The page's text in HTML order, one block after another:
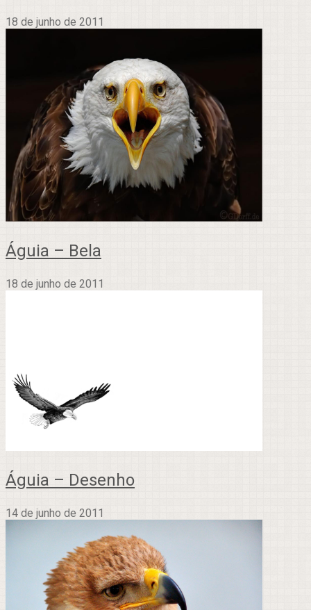
18 de junho de 2011
Águia – Bela
18 de junho de 2011
Águia – Desenho
14 de junho de 2011